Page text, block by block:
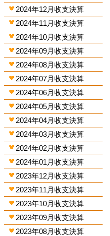
2024年12月收支決算
2024年11月收支決算
2024年10月收支決算
2024年09月收支決算
2024年08月收支決算
2024年07月收支決算
2024年06月收支決算
2024年05月收支決算
2024年04月收支決算
2024年03月收支決算
2024年02月收支決算
2024年01月收支決算
2023年12月收支決算
2023年11月收支決算
2023年10月收支決算
2023年09月收支決算
2023年08月收支決算